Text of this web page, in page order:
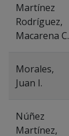
Martínez
Rodríguez,
Macarena C.
Morales,
Juan I.
Núñez
Martínez,